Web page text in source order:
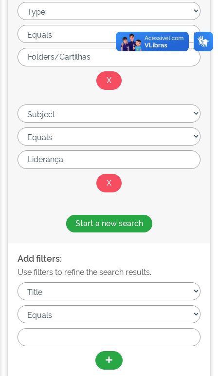
Start a new search
Add filters:
Use filters to refine the search results.